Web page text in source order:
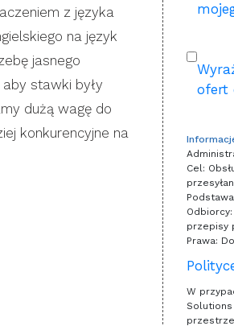
z języka
na język
jasnego
stawki były
dużą wagę do
konkurencyjne na
ofert
Cel:
przepisy
Prawa:
W